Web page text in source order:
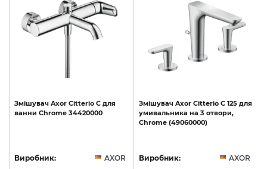
Змішувач Axor Citterio C для
ванни Chrome 34420000
Виробник: AXOR
Змішувач Axor Citterio C 125 для
умивальника на 3 отвори,
Chrome (49060000)
Виробник: AXOR